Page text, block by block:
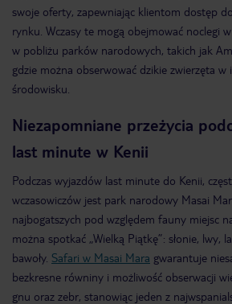
swoje oferty, zapewniając klientom dostęp
rynku. Wczasy te mogą obejmować noclegi
w pobliżu parków narodowych, takich jak
gdzie można obserwować dzikie zwierzęta
środowisku.
Niezapomniane przeżycia
last minute w Kenii
Podczas wyjazdów last minute do Kenii,
wczasowiczów jest park narodowy Masai
najbogatszych pod względem fauny miejsc
można spotkać „Wielką Piątkę”: słonie, lwy,
bawoły. Safari w Masai Mara gwarantuje
bezkresne równiny i możliwość obserwacji
gnu oraz zebr, stanowiąc jeden z